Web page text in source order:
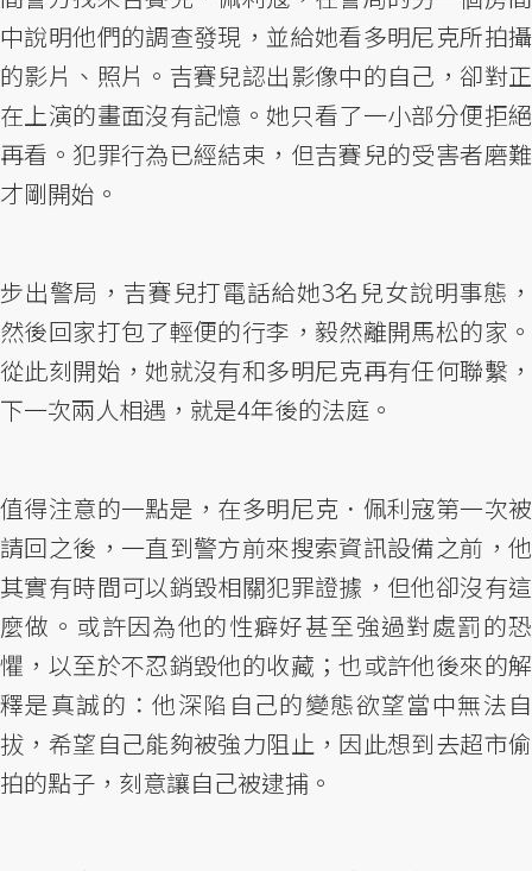
中說明他們的調查發現，並給她看多明尼克所拍攝
的影片、照片。吉賽兒認出影像中的自己，卻對正
在上演的畫面沒有記憶。她只看了一小部分便拒絕
再看。犯罪行為已經結束，但吉賽兒的受害者磨難
才剛開始。
步出警局，吉賽兒打電話給她3名兒女說明事態，
然後回家打包了輕便的行李，毅然離開馬松的家。
從此刻開始，她就沒有和多明尼克再有任何聯繫，
下一次兩人相遇，就是4年後的法庭。
值得注意的一點是，在多明尼克．佩利寇第一次被
請回之後，一直到警方前來搜索資訊設備之前，他
其實有時間可以銷毀相關犯罪證據，但他卻沒有這
麼做。或許因為他的性癖好甚至強過對處罰的恐
懼，以至於不忍銷毀他的收藏；也或許他後來的解
釋是真誠的：他深陷自己的變態欲望當中無法自
拔，希望自己能夠被強力阻止，因此想到去超市偷
拍的點子，刻意讓自己被逮捕。